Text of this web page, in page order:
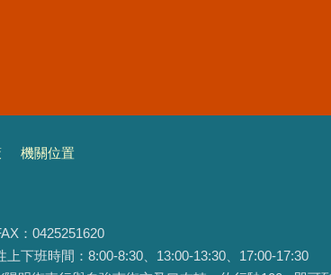
機關位置
：0425251620
下班時間：8:00-8:30、13:00-13:30、17:00-17:30